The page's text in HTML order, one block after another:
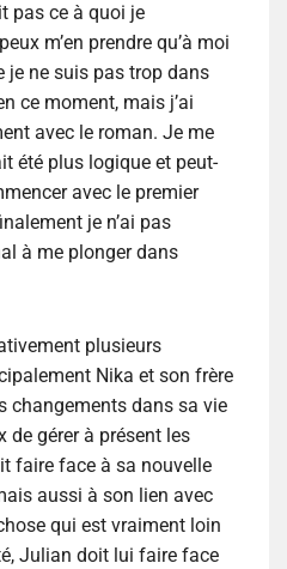
pas ce à quoi je
m’en prendre qu’à moi
je ne suis pas trop dans
ce moment, mais j’ai
avec le roman. Je me
été plus logique et peut-
avec le premier
je n’ai pas
à me plonger dans
plusieurs
Nika et son frère
changements dans sa vie
de gérer à présent les
faire face à sa nouvelle
aussi à son lien avec
qui est vraiment loin
Julian doit lui faire face